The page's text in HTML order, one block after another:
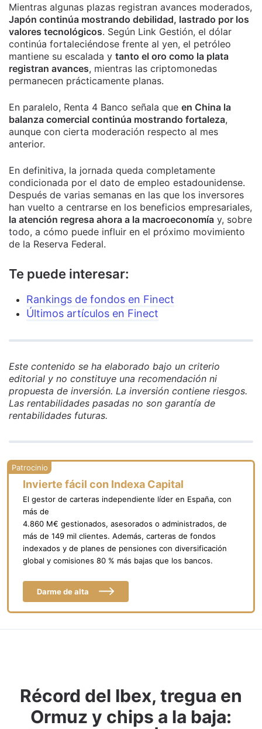
Mientras algunas plazas registran avances moderados,
Japón continúa mostrando debilidad, lastrado por los
valores tecnológicos. Según Link Gestión, el dólar
continúa fortaleciéndose frente al yen, el petróleo
mantiene su escalada y tanto el oro como la plata
registran avances, mientras las criptomonedas
permanecen prácticamente planas.
En paralelo, Renta 4 Banco señala que en China la
balanza comercial continúa mostrando fortaleza,
aunque con cierta moderación respecto al mes
anterior.
En definitiva, la jornada queda completamente
condicionada por el dato de empleo estadounidense.
Después de varias semanas en las que los inversores
han vuelto a centrarse en los beneficios empresariales,
la atención regresa ahora a la macroeconomía y, sobre
todo, a cómo puede influir en el próximo movimiento
de la Reserva Federal.
Te puede interesar:
Rankings de fondos en Finect
Últimos artículos en Finect
Este contenido se ha elaborado bajo un criterio
editorial y no constituye una recomendación ni
propuesta de inversión. La inversión contiene riesgos.
Las rentabilidades pasadas no son garantía de
rentabilidades futuras.
Invierte fácil con Indexa Capital
El gestor de carteras independiente líder en España, con
más de
4.860 M€ gestionados, asesorados o administrados, de
más de 149 mil clientes. Además, carteras de fondos
indexados y de planes de pensiones con diversificación
global y comisiones 80 % más bajas que los bancos.
Darme de alta
Récord del Ibex, tregua en
Ormuz y chips a la baja: